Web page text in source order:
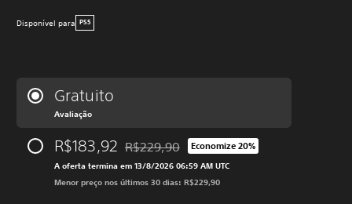
Disponível para PS5
Gratuito
Avaliação
R$183,92 Desconto aplicado no preço original de
R$229,90 Economize 20%
A oferta termina em 13/8/2026 06:59 AM UTC
Menor preço nos últimos 30 dias: R$229,90